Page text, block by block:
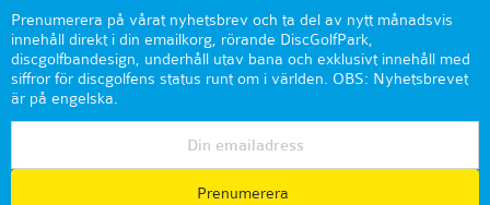
Prenumerera på vårat nyhetsbrev och ta del av nytt månadsvis
innehåll direkt i din emailkorg, rörande DiscGolfPark,
discgolfbandesign, underhåll utav bana och exklusivt innehåll med
siffror för discgolfens status runt om i världen. OBS: Nyhetsbrevet
är på engelska.
Prenumerera